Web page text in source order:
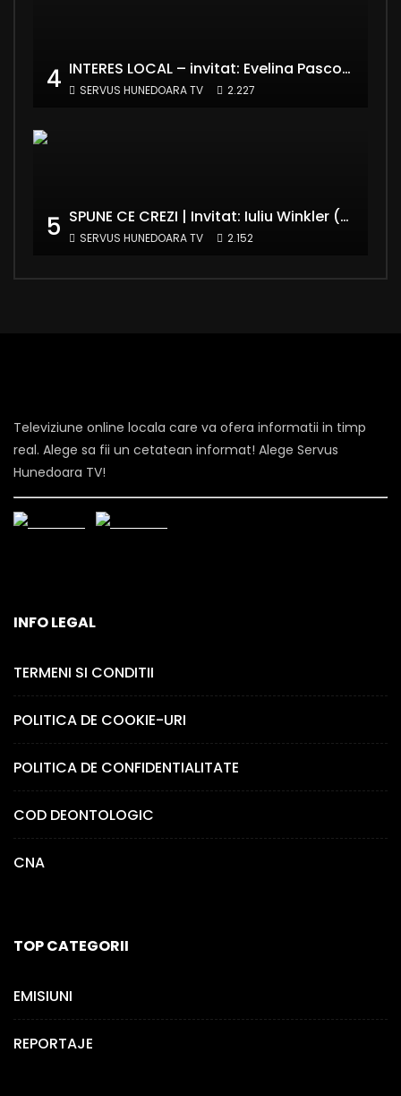
4 INTERES LOCAL – invitat: Evelina Pasconi – Vicepreședinte Asociația Casa Divină
SERVUS HUNEDOARA TV 2.227
5 SPUNE CE CREZI | Invitat: Iuliu Winkler (europarlamentar UDMR – Grupul PPE)
SERVUS HUNEDOARA TV 2.152
Televiziune online locala care va ofera informatii in timp
real. Alege sa fii un cetatean informat! Alege Servus
Hunedoara TV!
INFO LEGAL
TERMENI SI CONDITII
POLITICA DE COOKIE-URI
POLITICA DE CONFIDENTIALITATE
COD DEONTOLOGIC
CNA
TOP CATEGORII
EMISIUNI
REPORTAJE